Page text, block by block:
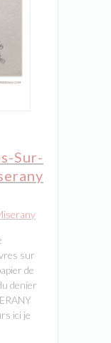
Sur-
sur
de
denier
ici je